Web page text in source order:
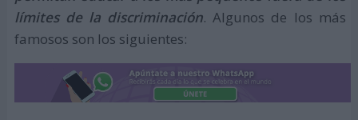
límites de la discriminación. Algunos de los más
famosos son los siguientes: